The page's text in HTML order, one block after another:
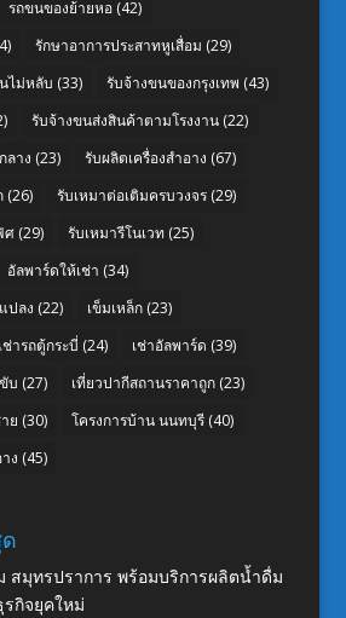
รถขนของย้ายหอ(42)
รักษาอาการประสาทหูเสื่อม (29)
ไม่หลับ (33) รับจ้างขนของกรุงเทพ (43)
รับจ้างขนส่งสินค้าตามโรงงาน(22)
ลาง (23) รับผลิตเครื่องสำอาง (67)
(26) รับเหมาต่อเติมครบวงจร(29)
ศ(29) รับเหมารีโนเวท (25)
อัลพาร์ดให้เช่า (34)
ปลง (22) เข็มเหล็ก(23)
เช่ารถตู้กระบี่ (24) เช่าอัลพาร์ด (39)
บ (27) เที่ยวปากีสถานราคาถูก(23)
ย (30) โครงการบ้าน นนทบุรี(40)
ง (45)
สมุทรปราการ พร้อมบริการผลิตน้ำดื่ม
กิจยุคใหม่